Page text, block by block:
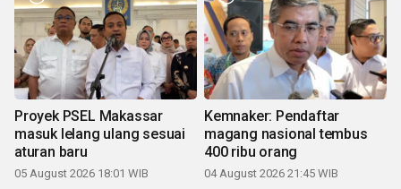
Proyek PSEL Makassar
masuk lelang ulang sesuai
aturan baru
05 August 2026 18:01 WIB
Kemnaker: Pendaftar
magang nasional tembus
400 ribu orang
04 August 2026 21:45 WIB